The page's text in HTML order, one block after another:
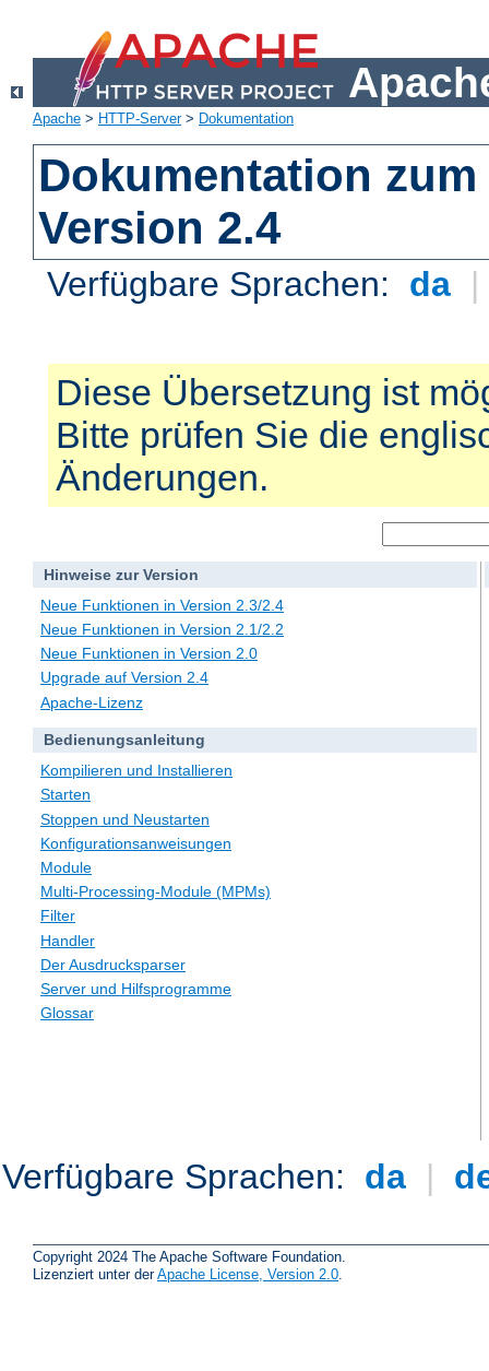
Apache > HTTP-Server> Dokumentation
Dokumentation zum
Version 2.4
Verfügbare Sprachen: da |
Diese Übersetzung ist
Bitte prüfen Sie die
Änderungen.
Hinweise zur Version
Neue Funktionen in Version 2.3/2.4
Neue Funktionen in Version 2.1/2.2
Neue Funktionen in Version 2.0
Upgrade auf Version 2.4
Apache-Lizenz
Bedienungsanleitung
Kompilieren und Installieren
Starten
Stoppen und Neustarten
Konfigurationsanweisungen
Module
Multi-Processing-Module (MPMs)
Filter
Handler
Der Ausdrucksparser
Server und Hilfsprogramme
Glossar
Verfügbare Sprachen: da |
Copyright 2024 The Apache Software Foundation.
Lizenziert unter derApache License, Version 2.0